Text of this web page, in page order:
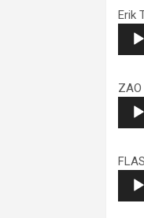
Erik
audio
audio
audio